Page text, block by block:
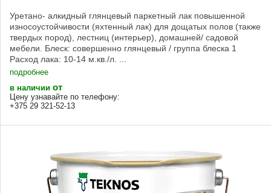
Уретано- алкидный глянцевый паркетный лак повышенной
износоустойчивости (яхтенный лак) для дощатых полов (также
твердых пород), лестниц (интерьер), домашней/ садовой
мебели. Блеск: совершенно глянцевый / группа блеска 1
Расход лака: 10-14 м.кв./л. ...
подробнее
в наличии от
Цену узнавайте по телефону:
+375 29 321-52-13